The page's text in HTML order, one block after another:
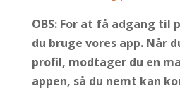
OBS: For at få adgang til
du bruge vores app. Når
profil, modtager du en
appen, så du nemt kan